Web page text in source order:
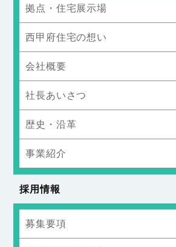
拠点・住宅展示場
西甲府住宅の想い
会社概要
社長あいさつ
歴史・沿革
事業紹介
採用情報
募集要項